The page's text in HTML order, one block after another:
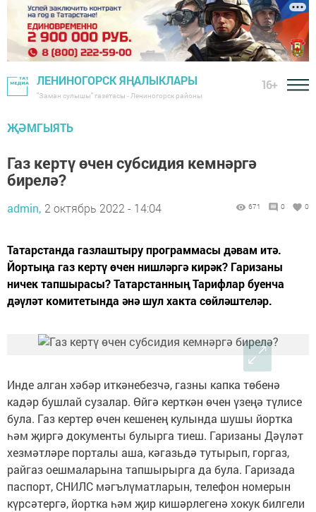
ЛЕНИНОГОРСК ЯҢАЛЫКЛАРЫ
"Заман сулышы" газетасы - Лениногорск районы
16+
ҖӘМГЫЯТЬ
Газ кертү өчен субсидия кемнәргә
бирелә?
admin, 2 октябрь 2022 - 14:04 671 0 0
Татарстанда газлаштыру программасы дәвам итә.
Йортыңа газ кертү өчен нишләргә кирәк? Гаризаны
ничек тапшырасы? Татарстанның Тарифлар буенча
дәүләт комитетында әнә шул хакта сөйләштеләр.
Инде алган хәбәр иткәнебезчә, газны капка төбенә
кадәр бушлай сузалар. Өйгә керткән өчен үзеңә түлисе
була. Газ кертер өчен кешенең кулында шушы йортка
һәм җиргә документы булырга тиеш. Гаризаны Дәүләт
хезмәтләре порталы аша, кәгазьдә тутырып, горгаз,
райгаз оешмаларына тапшырырга да була. Гаризада
паспорт, СНИЛС мәгълүматларын, телефон номерын
күрсәтергә, йортка һәм җир кишәрлегенә хокук билгели